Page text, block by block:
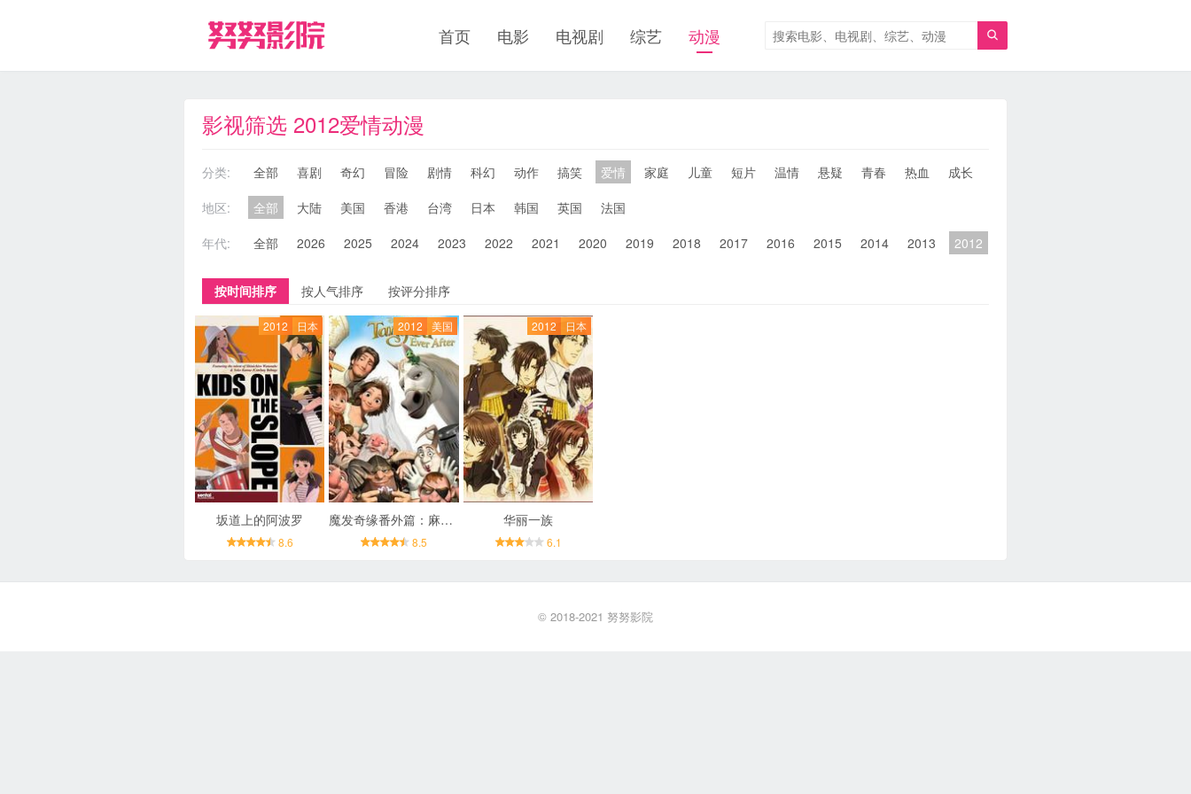

首页 电影 电视剧 综艺 动漫
影视筛选 2012爱情动漫
分类: 全部 喜剧 奇幻 冒险 剧情 科幻 动作 搞笑 爱情 家庭 儿童 短片 温情 悬疑 青春 热血 成长
地区:
全部 大陆 美国 香港 台湾 日本 韩国 英国
法国
年代:
全部 2026 2025 2024 2023 2022 2021 2020 2019 2018 2017 2016 2015 2014 2013 2012
按时间排序 按人气排序 按评分排序
2012 日本
坂道上的阿波罗
8.6
2012 美国
魔发奇缘番外篇：麻烦不断
8.5
2012 日本
华丽一族
6.1
© 2018-2021 努努影院